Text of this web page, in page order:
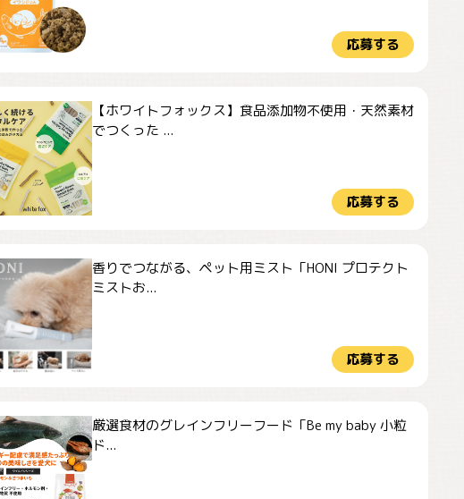
応募する
【ホワイトフォックス】食品添加物不使用・天然素材
でつくった ...
応募する
香りでつながる、ペット用ミスト「HONI プロテクト
ミストお...
応募する
厳選食材のグレインフリーフード「Be my baby 小粒
ド...